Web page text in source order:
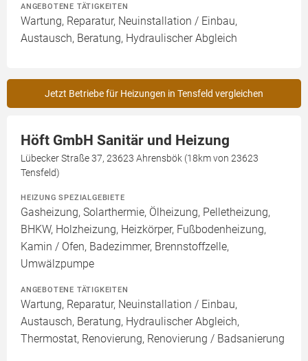
ANGEBOTENE TÄTIGKEITEN
Wartung, Reparatur, Neuinstallation / Einbau,
Austausch, Beratung, Hydraulischer Abgleich
Jetzt Betriebe für Heizungen in Tensfeld vergleichen
Höft GmbH Sanitär und Heizung
Lübecker Straße 37, 23623 Ahrensbök (18km von 23623
Tensfeld)
HEIZUNG SPEZIALGEBIETE
Gasheizung, Solarthermie, Ölheizung, Pelletheizung,
BHKW, Holzheizung, Heizkörper, Fußbodenheizung,
Kamin / Ofen, Badezimmer, Brennstoffzelle,
Umwälzpumpe
ANGEBOTENE TÄTIGKEITEN
Wartung, Reparatur, Neuinstallation / Einbau,
Austausch, Beratung, Hydraulischer Abgleich,
Thermostat, Renovierung, Renovierung / Badsanierung